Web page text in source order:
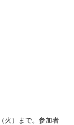
火）まで。参加者